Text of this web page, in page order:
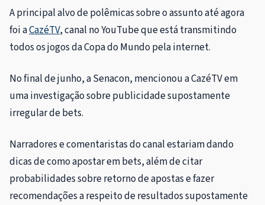
A principal alvo de polêmicas sobre o assunto até agora
foi aCazéTV, canal no YouTube que está transmitindo
todos os jogos da Copa do Mundo pela internet.
No final de junho, a Senacon, mencionou a CazéTV em
uma investigação sobre publicidade supostamente
irregular de bets.
Narradores e comentaristas do canal estariam dando
dicas de como apostar em bets, além de citar
probabilidades sobre retorno de apostas e fazer
recomendações a respeito de resultados supostamente